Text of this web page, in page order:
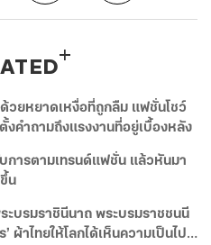
วยหยาดเหงื่อที่ถูกลืม แฟชั่นโชว์
คำถามถึงแรงงานที่อยู่เบื้องหลัง
การตามเทรนด์แฟชั่น แล้วหันมา
น
ะบรมราชินีนาถ พระบรมราชชนนี
ผ้าไทยให้โลกได้เห็นความเป็นไป